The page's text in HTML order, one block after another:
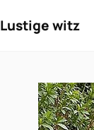
Lustige witz